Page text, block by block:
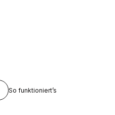
So funktioniert’s